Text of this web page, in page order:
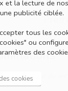
Prêtre
du
et la lecture de
publicité ciblée.
tous les
ou
des
cookies